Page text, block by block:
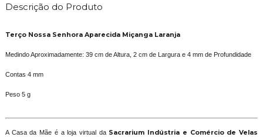
Descrição do Produto
Terço Nossa Senhora Aparecida Miçanga Laranja
Medindo Aproximadamente: 39 cm de Altura, 2 cm de Largura e 4 mm de Profundidade
Contas 4 mm
Peso 5 g
A Casa da Mãe é a loja virtual daSacrarium Indústria e Comércio de Velas